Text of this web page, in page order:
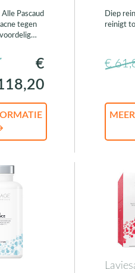
Alle Pascaud
tegen
€
Diep
reinigt
€